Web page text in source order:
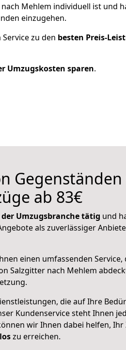
Mehlem individuell ist und
einzugehen.
zu den besten Preis-
Umzugskosten sparen.
ab 83€
Umzugsbranche tätig und
als zuverlässiger
einen umfassenden Service,
Salzgitter nach Mehlem
die auf Ihre
Kundenservice steht Ihnen
wir Ihnen dabei helfen, Ihr
zu erreichen.